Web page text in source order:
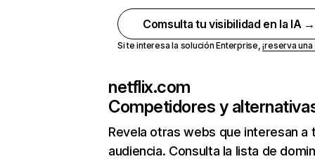
Comsulta tu visibilidad en la IA →
Si te interesa la solución Enterprise,¡reserva
netflix.com
Competidores y
Revela otras webs que interesan a
audiencia. Consulta la lista de